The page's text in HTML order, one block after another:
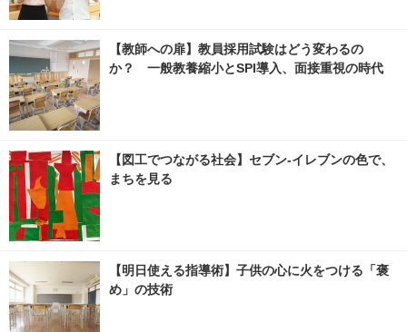
【教師への扉】教員採用試験はどう変わるの
か？ 一般教養縮小とSPI導入、面接重視の時代
【図工でつながる社会】セブン‐イレブンの色で、
まちを見る
【明日使える指導術】子供の心に火をつける「褒
め」の技術